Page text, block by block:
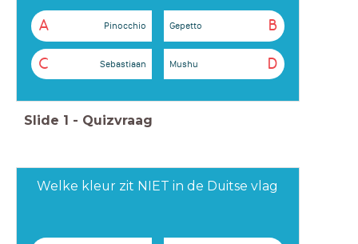
A Pinocchio B
Gepetto
C Sebastiaan D
Mushu
Slide 1 - Quizvraag
Welke kleur zit NIET in de Duitse vlag